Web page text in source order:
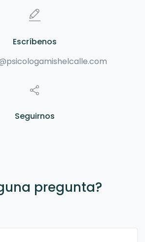
Escríbenos
Seguirnos
pregunta?